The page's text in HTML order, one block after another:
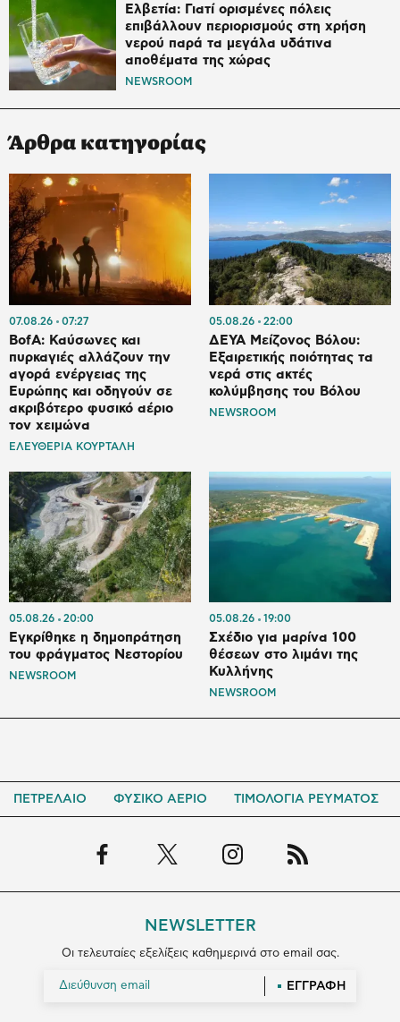
Ελβετία: Γιατί ορισμένες πόλεις
επιβάλλουν περιορισμούς στη χρήση
νερού παρά τα μεγάλα υδάτινα
αποθέματα της χώρας
NEWSROOM
Άρθρα κατηγορίας
07.08.26 07:27
BofA: Καύσωνες και
πυρκαγιές αλλάζουν την
αγορά ενέργειας της
Ευρώπης και οδηγούν σε
ακριβότερο φυσικό αέριο
τον χειμώνα
ΕΛΕΥΘΕΡΙΑ ΚΟΥΡΤΑΛΗ
05.08.26 22:00
ΔΕΥΑ Μείζονος Βόλου:
Εξαιρετικής ποιότητας τα
νερά στις ακτές
κολύμβησης του Βόλου
NEWSROOM
05.08.26 20:00
Εγκρίθηκε η δημοπράτηση
του φράγματος Νεστορίου
NEWSROOM
05.08.26 19:00
Σχέδιο για μαρίνα 100
θέσεων στο λιμάνι της
Κυλλήνης
NEWSROOM
ΠΕΤΡΕΛΑΙΟ ΦΥΣΙΚΟ ΑΕΡΙΟ ΤΙΜΟΛΟΓΙΑ ΡΕΥΜΑΤΟΣ
NEWSLETTER
Οι τελευταίες εξελίξεις καθημερινά στο email σας.
ΕΓΓΡΑΦΗ